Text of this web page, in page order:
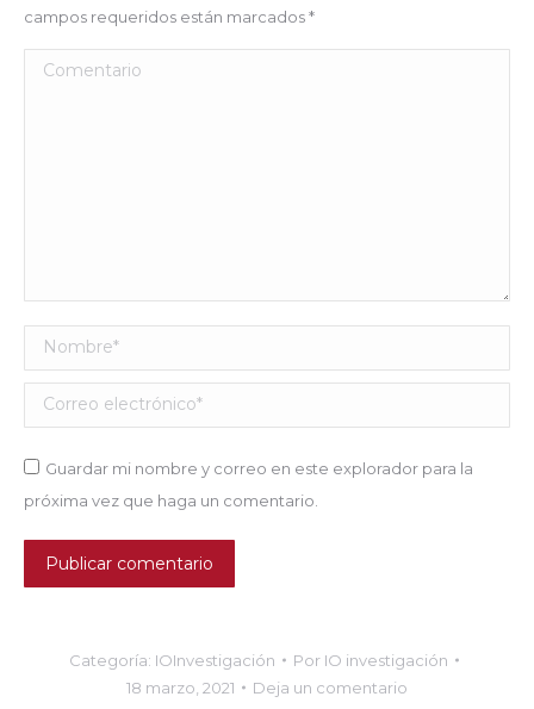
campos requeridos están marcados*
Comentario
Nombre *
Correo electrónico *
Guardar mi nombre y correo en este explorador para la
próxima vez que haga un comentario.
Publicar comentario
Categoría: IOInvestigación Por IO investigación
18 marzo, 2021
Deja un comentario